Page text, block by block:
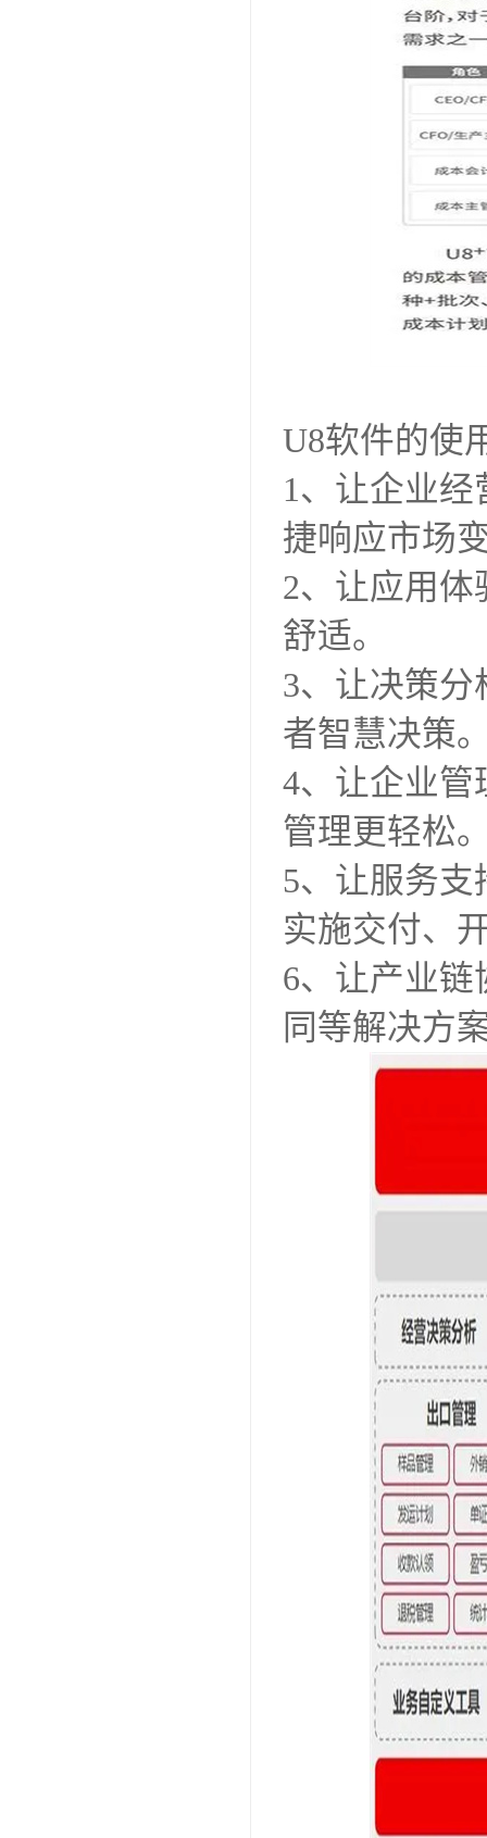
U8软件的使
1、让企业
捷响应市场
2、让应用
舒适。
3、让决策
者智慧决策
4、让企业管
管理更轻松
5、让服务
实施交付、
6、让产业
同等解决方